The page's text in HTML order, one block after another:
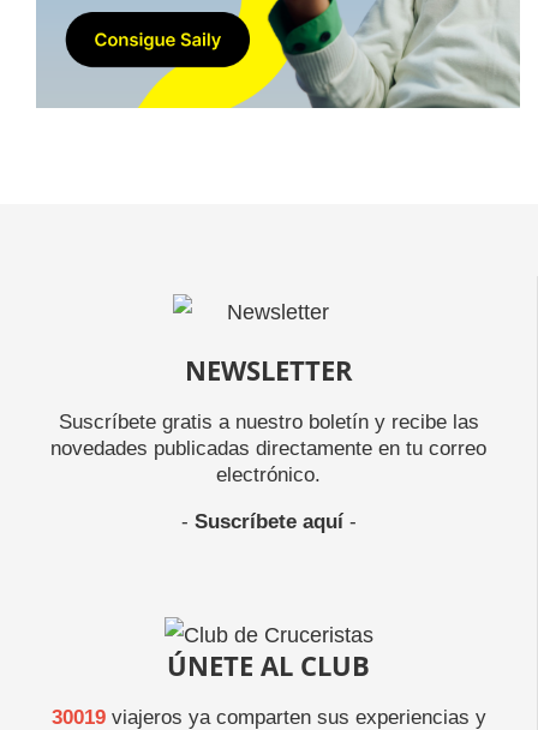
NEWSLETTER
Suscríbete gratis a nuestro boletín y recibe las
novedades publicadas directamente en tu correo
electrónico.
- Suscríbete aquí-
ÚNETE AL CLUB
30019viajeros ya comparten sus experiencias y